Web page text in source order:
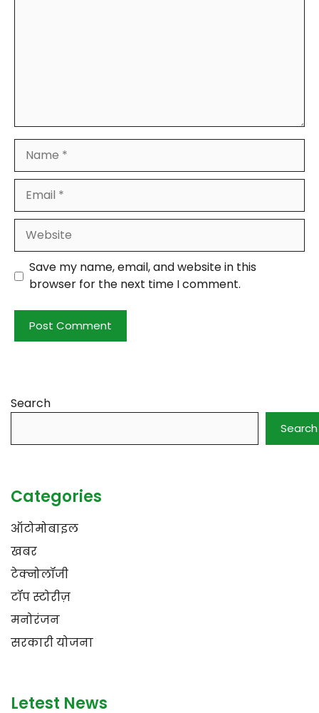
Website
Save my name, email, and website in this
browser for the next time I comment.
Search
Search
Categories
ऑटोमोबाइल
खबर
टेक्नोलॉजी
टॉप स्टोरीज़
मनोरंजन
सरकारी योजना
Letest News